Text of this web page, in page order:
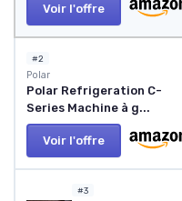
Voir l'offre
#2
Polar
Polar Refrigeration C-
Series Machine à g...
Voir l'offre
#3